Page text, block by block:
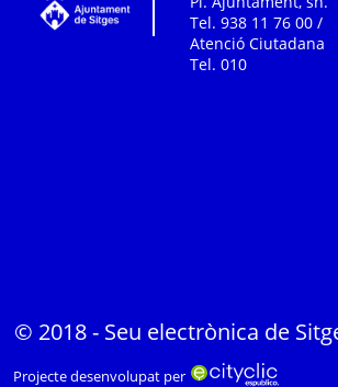
Tel. 938 11 76 00 /
Atenció Ciutadana
Tel. 010
© 2018 - Seu electrònica de
Projecte desenvolupat per